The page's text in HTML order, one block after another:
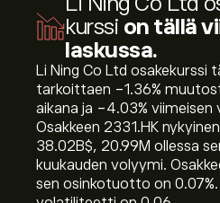
kurssi on tällä
laskussa.
Li Ning Co Ltd osakekurssi
tarkoittaen ‎-1.36‎%
aikana ja ‎-4.03‎% viimeisen
Osakkeen 2331.HK
38.02B‎$‎, 20.99M ollessa
kuukauden volyymi.
sen osinkotuotto on 0.07%.